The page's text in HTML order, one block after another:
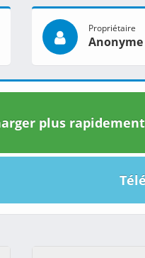
Propriétaire
Anonyme
plus rapidement